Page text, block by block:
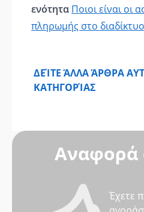
ενότητα Ποιοι είναι οι
πληρωμής στο
ΔΕΊΤΕ ΆΛΛΑ ΆΡΘΡΑ
ΚΑΤΗΓΟΡΊΑΣ
Αναφορά
Έχετε